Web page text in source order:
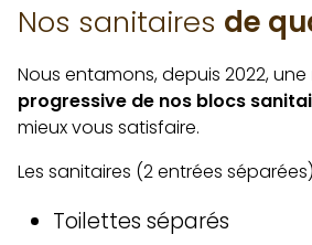
Nos sanitaires de
Nous entamons, depuis 2022, une
progressive de nos blocs
mieux vous satisfaire.
Les sanitaires (2 entrées
Toilettes séparés